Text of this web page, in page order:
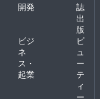
開発
誌
出
版
ビジ
ネ
ス・
起業
ビ
ュ
ー
テ
ィ
ー